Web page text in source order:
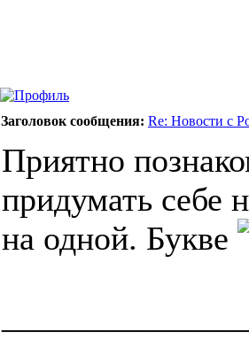
Заголовок сообщения: Re: Новости с
Приятно
придумать себе
на одной. Букве